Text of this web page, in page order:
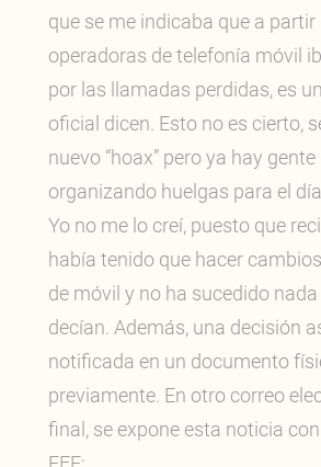
que se me indicaba que a partir
operadoras de telefonía móvil
por las llamadas perdidas, es
oficial dicen. Esto no es cierto,
nuevo “hoax” pero ya hay
organizando huelgas para el
Yo no me lo creí, puesto que
había tenido que hacer
de móvil y no ha sucedido
decían. Además, una decisión
notificada en un documento
previamente. En otro correo
final, se expone esta noticia